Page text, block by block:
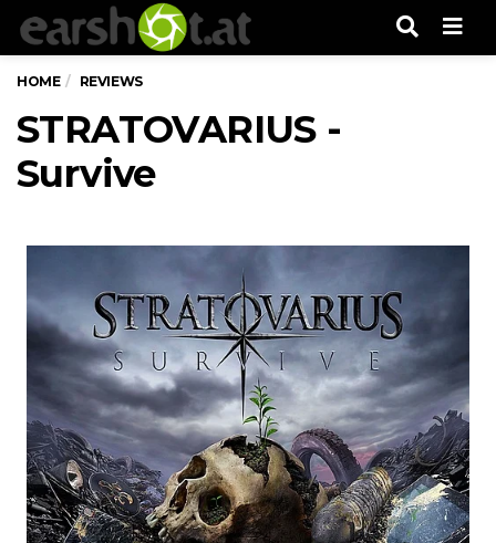
HOME REVIEWS
STRATOVARIUS -
Survive